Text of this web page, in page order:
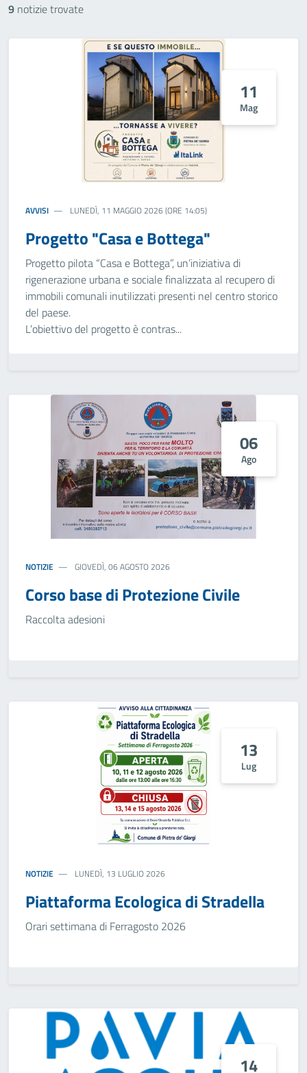
9 notizie trovate
11
Mag
AVVISI LUNEDÌ, 11 MAGGIO 2026 (ORE 14:05)
Progetto "Casa e Bottega"
Progetto pilota “Casa e Bottega”, un’iniziativa di
rigenerazione urbana e sociale finalizzata al recupero di
immobili comunali inutilizzati presenti nel centro storico
del paese.
L’obiettivo del progetto è contras...
06
Ago
NOTIZIE GIOVEDÌ, 06 AGOSTO 2026
Corso base di Protezione Civile
Raccolta adesioni
13
Lug
NOTIZIE LUNEDÌ, 13 LUGLIO 2026
Piattaforma Ecologica di Stradella
Orari settimana di Ferragosto 2026
14